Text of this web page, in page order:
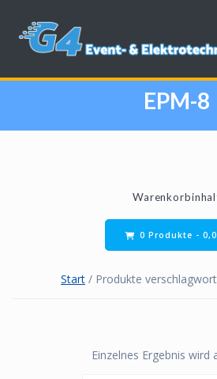
springen
EPM-8
0 Produkte -
Start / Produkte
Einzelnes Ergebnis wird